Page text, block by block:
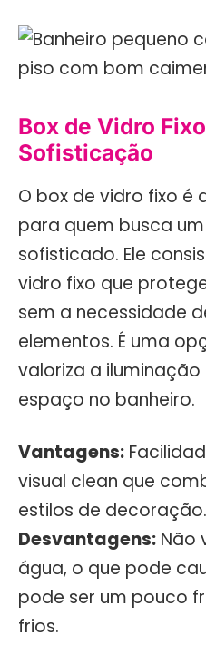
Box de Vidro
Sofisticação
O box de vidro fixo é
para quem busca
sofisticado. Ele
vidro fixo que
sem a necessidade
elementos. É uma
valoriza a
espaço no banheiro.
Vantagens:
visual clean que
estilos de decoração.
Desvantagens: Não
água, o que pode
pode ser um pouco
frios.